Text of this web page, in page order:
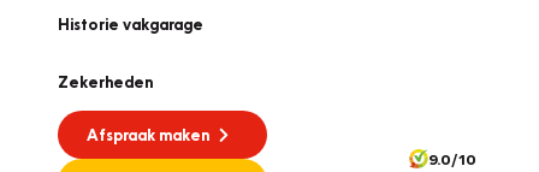
Historie vakgarage
Zekerheden
Afspraak maken
9.0/10